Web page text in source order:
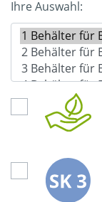
Ihre Auswahl: